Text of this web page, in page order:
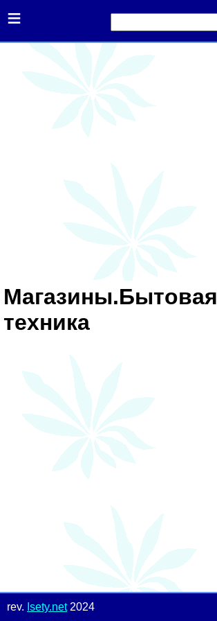
≡
Магазины.Бытовая
техника
rev. Isety.net2024